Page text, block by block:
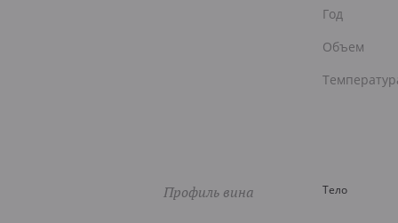
Год
Объем
Профиль вина Тело